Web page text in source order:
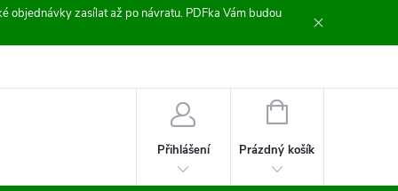
objednávky zasílat až po návratu. PDFka Vám budou
Přihlášení
NÁKUPNÍ
Prázdný košík